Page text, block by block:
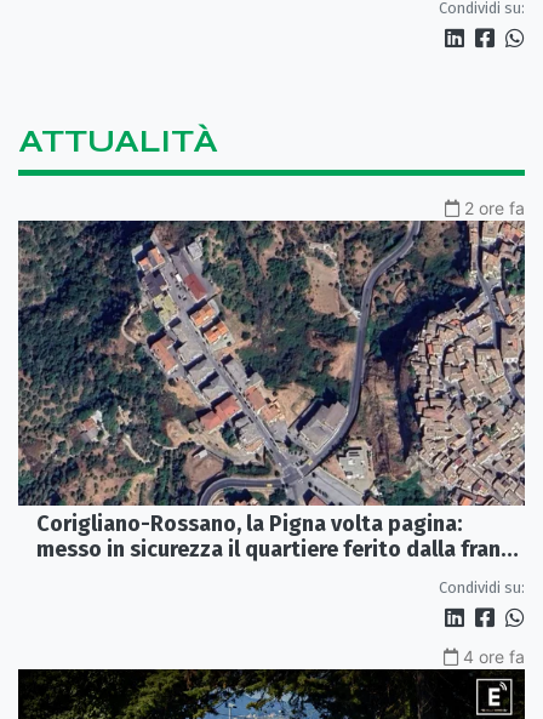
Condividi su:
ATTUALITÀ
2 ore fa
Corigliano-Rossano, la Pigna volta pagina:
messo in sicurezza il quartiere ferito dalla frana
Condividi su:
4 ore fa